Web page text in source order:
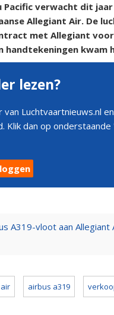
Pacific verwacht dit
Allegiant Air. De
met Allegiant
handtekeningen kwam
lezen?
Luchtvaartnieuws.nl
Klik dan op
A319-vloot aan Allegiant
airbus a319